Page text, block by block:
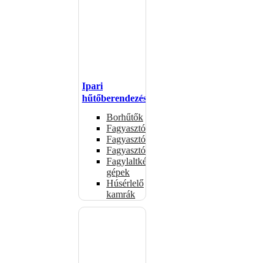
Ipari
hűtőberendezések
Borhűtők
Fagyasztóasztalok
Fagyasztóládák
Fagyasztószekrények
Fagylaltkészítő
gépek
Húsérlelő
kamrák